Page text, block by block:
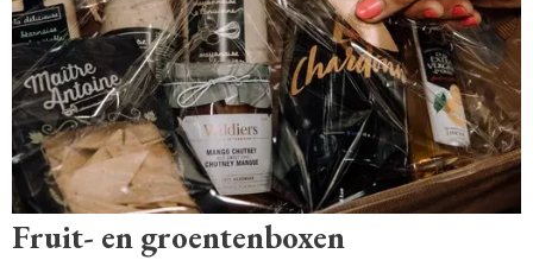
Fruit- en groentenboxen